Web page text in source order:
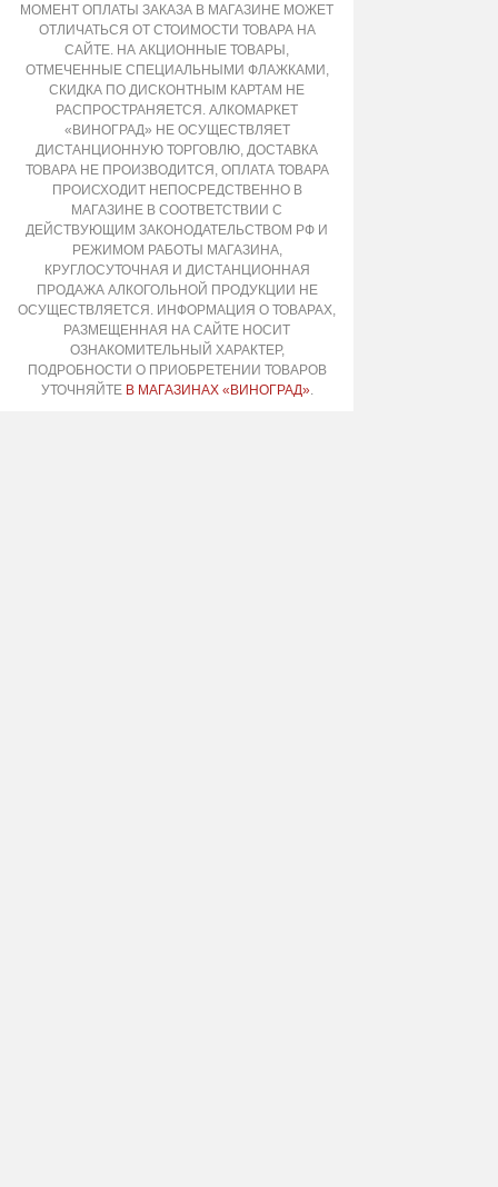
МОМЕНТ ОПЛАТЫ ЗАКАЗА В МАГАЗИНЕ МОЖЕТ
ОТЛИЧАТЬСЯ ОТ СТОИМОСТИ ТОВАРА НА
САЙТЕ. НА АКЦИОННЫЕ ТОВАРЫ,
ОТМЕЧЕННЫЕ СПЕЦИАЛЬНЫМИ ФЛАЖКАМИ,
СКИДКА ПО ДИСКОНТНЫМ КАРТАМ НЕ
РАСПРОСТРАНЯЕТСЯ. АЛКОМАРКЕТ
«ВИНОГРАД» НЕ ОСУЩЕСТВЛЯЕТ
ДИСТАНЦИОННУЮ ТОРГОВЛЮ, ДОСТАВКА
ТОВАРА НЕ ПРОИЗВОДИТСЯ, ОПЛАТА ТОВАРА
ПРОИСХОДИТ НЕПОСРЕДСТВЕННО В
МАГАЗИНЕ В СООТВЕТСТВИИ С
ДЕЙСТВУЮЩИМ ЗАКОНОДАТЕЛЬСТВОМ РФ И
РЕЖИМОМ РАБОТЫ МАГАЗИНА,
КРУГЛОСУТОЧНАЯ И ДИСТАНЦИОННАЯ
ПРОДАЖА АЛКОГОЛЬНОЙ ПРОДУКЦИИ НЕ
ОСУЩЕСТВЛЯЕТСЯ. ИНФОРМАЦИЯ О ТОВАРАХ,
РАЗМЕЩЕННАЯ НА САЙТЕ НОСИТ
ОЗНАКОМИТЕЛЬНЫЙ ХАРАКТЕР,
ПОДРОБНОСТИ О ПРИОБРЕТЕНИИ ТОВАРОВ
УТОЧНЯЙТЕ В МАГАЗИНАХ «ВИНОГРАД».